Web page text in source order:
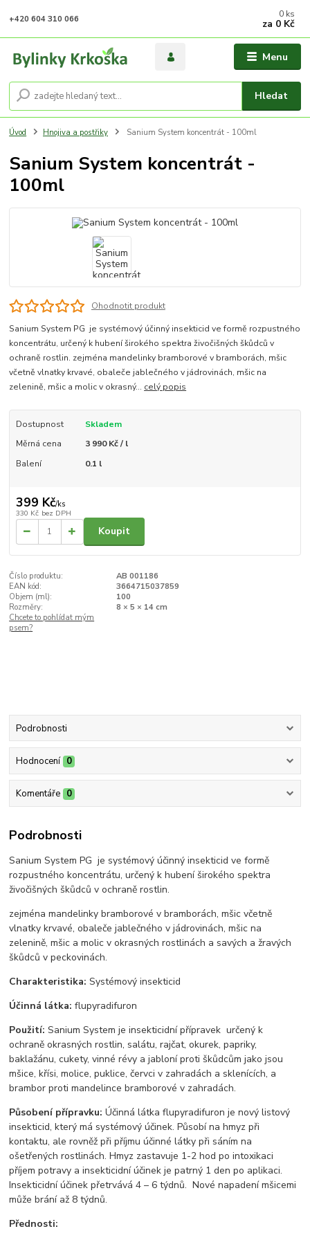
Menu
Hledat
+420 604 310 066 0 ks
za 0 Kč
Úvod Hnojiva a postřiky Sanium System koncentrát - 100ml
Sanium System koncentrát -
100ml
Ohodnotit produkt
Sanium System PG je systémový účinný insekticid ve formě rozpustného
koncentrátu, určený k hubení širokého spektra živočišných škůdců v
ochraně rostlin. zejména mandelinky bramborové v bramborách, mšic
včetně vlnatky krvavé, obaleče jablečného v jádrovinách, mšic na
zelenině, mšic a molic v okrasný... celý popis
Dostupnost
Skladem
Měrná cena
3 990 Kč / l
Balení
0.1 l
399 Kč/ks
330 Kč bez DPH
Koupit
Číslo produktu:
AB 001186
EAN kód:
3664715037859
Objem (ml):
100
Rozměry:
8 × 5 × 14 cm
Chcete to pohlídat mým
psem?
Podrobnosti
Hodnocení 0
Komentáře 0
Podrobnosti
Sanium System PG je systémový účinný insekticid ve formě
rozpustného koncentrátu, určený k hubení širokého spektra
živočišných škůdců v ochraně rostlin.
zejména mandelinky bramborové v bramborách, mšic včetně
vlnatky krvavé, obaleče jablečného v jádrovinách, mšic na
zelenině, mšic a molic v okrasných rostlinách a savých a žravých
škůdců v peckovinách.
Charakteristika:Systémový insekticid
Účinná látka: flupyradifuron
Použití: Sanium System je insekticidní přípravek určený k
ochraně okrasných rostlin, salátu, rajčat, okurek, papriky,
baklažánu, cukety, vinné révy a jabloní proti škůdcům jako jsou
mšice, křísi, molice, puklice, červci v zahradách a sklenících, a
brambor proti mandelince bramborové v zahradách.
Působení přípravku:Účinná látka flupyradifuron je nový listový
insekticid, který má systémový účinek. Působí na hmyz při
kontaktu, ale rovněž při příjmu účinné látky při sáním na
ošetřených rostlinách. Hmyz zastavuje 1-2 hod po intoxikaci
příjem potravy a insekticidní účinek je patrný 1 den po aplikaci.
Insekticidní účinek přetrvává 4 – 6 týdnů. Nové napadení mšicemi
může brání až 8 týdnů.
Přednosti: